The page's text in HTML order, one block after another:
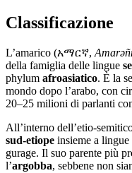
Classificazione
L’amarico (አማርኛ,
della famiglia delle lingue
phylum afroasiatico. È la
mondo dopo l’arabo, con
20–25 milioni di parlanti
All’interno dell’etio-
sud-etiope insieme a
gurage. Il suo parente più
l’argobba, sebbene non